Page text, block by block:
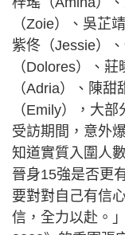
（Zoie）、吳芷
紫佟（Jessie）
（Dolores）、
（Adria）、陳
（Emily），大
受訪期間，意外
知道實質入圍人
晉身15強是否更
要對對自己有信
信，全力以赴。